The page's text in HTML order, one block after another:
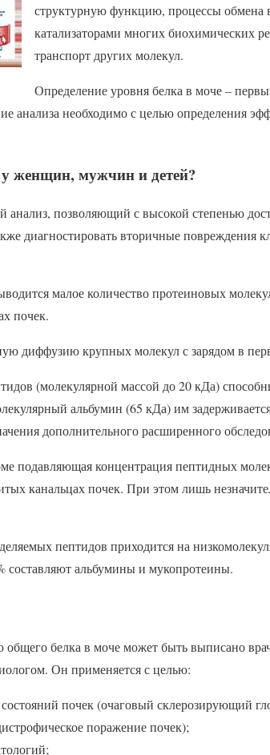
структурную функцию, процессы обмена
катализаторами многих биохимических
транспорт других молекул.
Определение уровня белка в моче –
анализа необходимо с целью определения
женщин, мужчин и детей?
позволяющий с высокой степенью
диагностировать вторичные повреждения
малое количество протеиновых
почек.
диффузию крупных молекул с зарядом в
(молекулярной массой до 20 кДа)
альбумин (65 кДа) им
дополнительного расширенного
подавляющая концентрация пептидных
канальцах почек. При этом лишь
пептидов приходится на
составляют альбумины и мукопротеины.
белка в моче может быть выписано
Он применяется с целью:
почек (очаговый склерозирующий
поражение почек);